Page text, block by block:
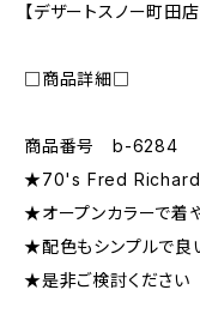
【デザートスノー町田店
□商品詳細□
商品番号 b-6284
★70's Fred Richards
★オープンカラーで着
★配色もシンプルで良
★是非ご検討ください